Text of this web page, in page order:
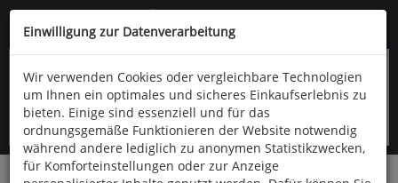
Kompletten Head der Seite überspringen
oder (06766) 9323-960
Einwilligung zur Datenverarbeitung
Wir verwenden Cookies oder vergleichbare Technologien
um Ihnen ein optimales und sicheres Einkaufserlebnis zu
bieten. Einige sind essenziell und für das
ordnungsgemäße Funktionieren der Website notwendig
während andere lediglich zu anonymen Statistikzwecken,
für Komforteinstellungen oder zur Anzeige